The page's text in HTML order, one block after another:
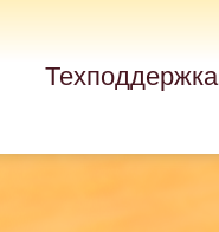
Техподдержка